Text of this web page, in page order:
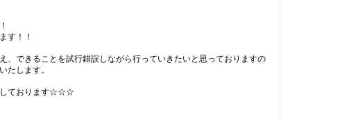
す！！
、できることを試行錯誤しながら行っていきたいと思っておりますの
たします。
しております☆☆☆